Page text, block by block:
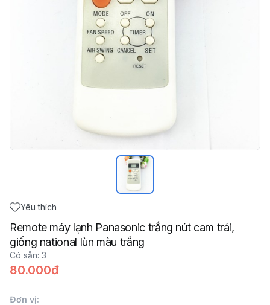
Yêu thích
Remote máy lạnh Panasonic trắng nút cam trái,
giống national lùn màu trắng
Có sẵn: 3
80.000đ
Đơn vị: